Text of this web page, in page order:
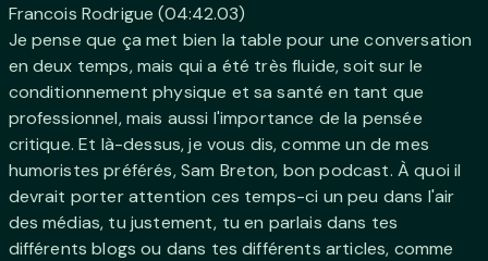
Francois Rodrigue (04:42.03)
Je pense que ça met bien la table pour une conversation
en deux temps, mais qui a été très fluide, soit sur le
conditionnement physique et sa santé en tant que
professionnel, mais aussi l'importance de la pensée
critique. Et là-dessus, je vous dis, comme un de mes
humoristes préférés, Sam Breton, bon podcast. À quoi il
devrait porter attention ces temps-ci un peu dans l'air
des médias, tu justement, tu en parlais dans tes
différents blogs ou dans tes différents articles, comme